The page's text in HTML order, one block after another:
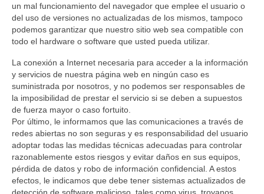
un mal funcionamiento del navegador que emplee el usuario o
del uso de versiones no actualizadas de los mismos, tampoco
podemos garantizar que nuestro sitio web sea compatible con
todo el hardware o software que usted pueda utilizar.
La conexión a Internet necesaria para acceder a la información
y servicios de nuestra página web en ningún caso es
suministrada por nosotros, y no podemos ser responsables de
la imposibilidad de prestar el servicio si se deben a supuestos
de fuerza mayor o caso fortuito.
Por último, le informamos que las comunicaciones a través de
redes abiertas no son seguras y es responsabilidad del usuario
adoptar todas las medidas técnicas adecuadas para controlar
razonablemente estos riesgos y evitar daños en sus equipos,
pérdida de datos y robo de información confidencial. A estos
efectos, le indicamos que debe tener sistemas actualizados de